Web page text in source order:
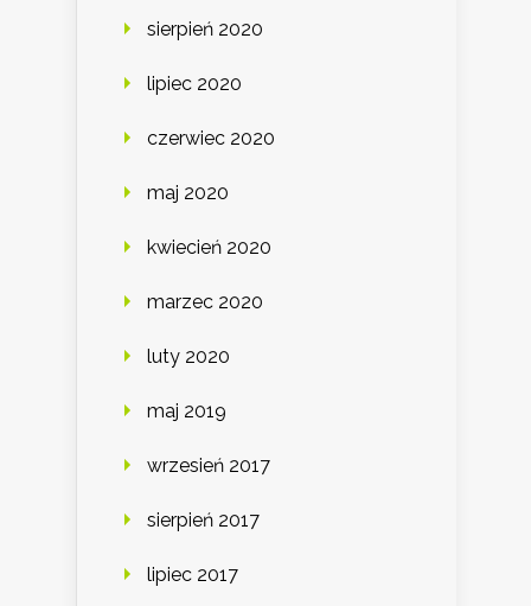
sierpień 2020
lipiec 2020
czerwiec 2020
maj 2020
kwiecień 2020
marzec 2020
luty 2020
maj 2019
wrzesień 2017
sierpień 2017
lipiec 2017